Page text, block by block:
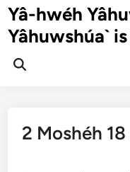
Ga
naar
inhoud
Yâ-hwéh
Yâhuwshúa`
Zoeken
2 Moshéh 18